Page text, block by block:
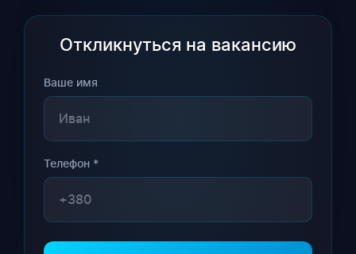
Откликнуться на вакансию
Ваше имя
Телефон *